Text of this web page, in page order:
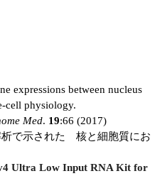
expressions between nucleus
cell physiology.
Med. 19:66 (2017)
析で示された 核と細胞質にお
Ultra Low Input RNA Kit for